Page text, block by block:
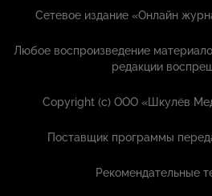
Сетевое издание «Онлайн
Любое воспроизведение
редакции
Copyright (с) ООО «Шкулёв
Поставщик программы
Рекомендательные